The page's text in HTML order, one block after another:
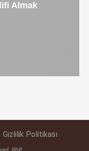
Almak
Gizlilik Politikası